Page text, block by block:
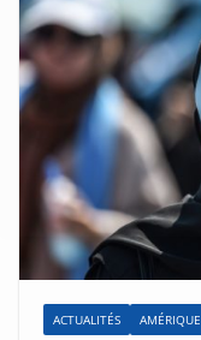
ACTUALITÉS AMÉRIQUE